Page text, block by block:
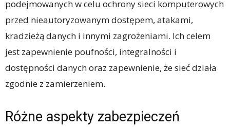
podejmowanych w celu ochrony sieci komputerowych
przed nieautoryzowanym dostępem, atakami,
kradzieżą danych i innymi zagrożeniami. Ich celem
jest zapewnienie poufności, integralności i
dostępności danych oraz zapewnienie, że sieć działa
zgodnie z zamierzeniem.
Różne aspekty zabezpieczeń